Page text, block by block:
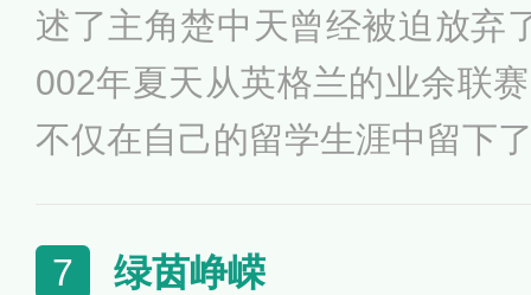
述了主角楚中天曾经被迫放弃
002年夏天从英格兰的业余联
不仅在自己的留学生涯中留下
7 绿茵峥嵘